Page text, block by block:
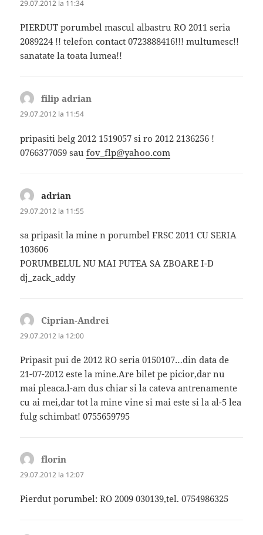
29.07.2012 la 11:34
PIERDUT porumbel mascul albastru RO 2011 seria
2089224 !! telefon contact 0723888416!!! multumesc!!
sanatate la toata lumea!!
filip adrian
29.07.2012 la 11:54
pripasiti belg 2012 1519057 si ro 2012 2136256 !
0766377059 saufov_flp@yahoo.com
adrian
29.07.2012 la 11:55
sa pripasit la mine n porumbel FRSC 2011 CU SERIA
103606
PORUMBELUL NU MAI PUTEA SA ZBOARE I-D
dj_zack_addy
Ciprian-Andrei
29.07.2012 la 12:00
Pripasit pui de 2012 RO seria 0150107…din data de
21-07-2012 este la mine.Are bilet pe picior,dar nu
mai pleaca.l-am dus chiar si la cateva antrenamente
cu ai mei,dar tot la mine vine si mai este si la al-5 lea
fulg schimbat! 0755659795
florin
29.07.2012 la 12:07
Pierdut porumbel: RO 2009 030139,tel. 0754986325